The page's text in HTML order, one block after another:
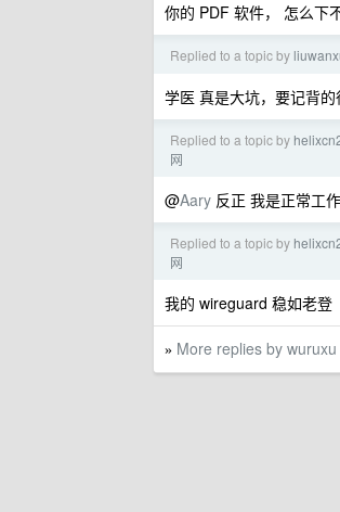
你的 PDF 软件， 怎么下
Replied to a topic by
学医 真是大坑，要记背的
Replied to a topic by
网
@Aary 反正 我是正常工
Replied to a topic by
网
我的 wireguard 稳如老登
» More replies by wuruxu